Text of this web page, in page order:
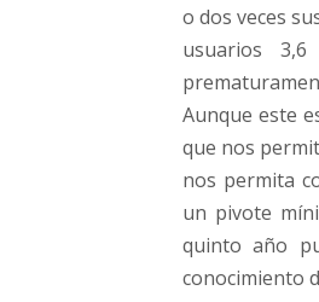
o dos veces
usuarios
Aunque este
que nos
nos permita
un pivote
quinto año
conocimiento